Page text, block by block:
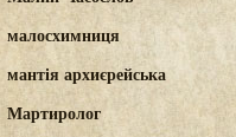
малосхимниця
мантія архиєрейська
Мартиролог